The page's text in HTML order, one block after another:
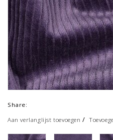
Share:
Aan verlanglijst toevoegen /